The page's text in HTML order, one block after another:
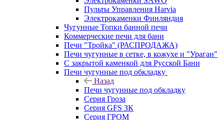
Пульты Управления Harvia
Электрокаменки Финляндия
Чугунные Топки банной печи
Коммерческие печи для бани
Печи "Тройка" (РАСПРОДАЖА)
Печи чугунные в сетке, в кожухе и "Ураган"
С закрытой каменкой для Русской Бани
Печи чугунные под обкладку
Назад
Печи чугунные под обкладку
Серия Гроза
Серия GFS ЗК
Серия ГРОМ